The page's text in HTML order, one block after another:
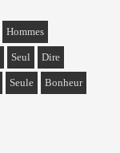
Hommes
Seul Dire
Seule Bonheur